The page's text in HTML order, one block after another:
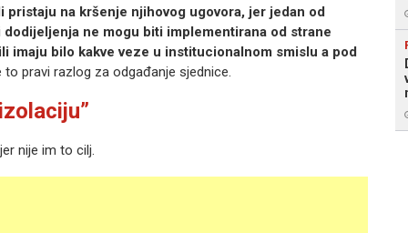
pristaju na kršenje njihovog ugovora, jer jedan od
ne mogu biti implementirana od strane
imaju bilo kakve veze u institucionalnom smislu a pod
pravi razlog za odgađanje sjednice.
nije im to cilj.